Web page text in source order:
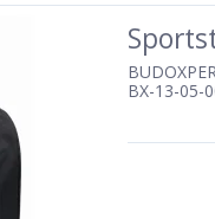
BX-13-05-